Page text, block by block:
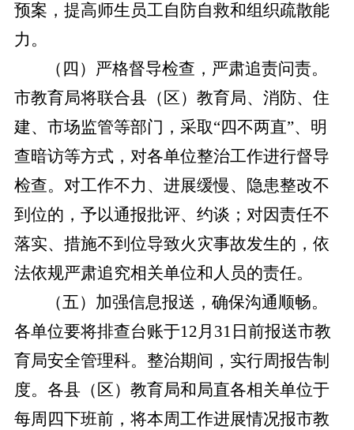
预案，提高师生员工自防自救和组织疏散能
力。
（四）严格督导检查，严肃追责问责。
市教育局将联合县（区）教育局、消防、住
建、市场监管等部门，采取“四不两直”、明
查暗访等方式，对各单位整治工作进行督导
检查。对工作不力、进展缓慢、隐患整改不
到位的，予以通报批评、约谈；对因责任不
落实、措施不到位导致火灾事故发生的，依
法依规严肃追究相关单位和人员的责任。
（五）加强信息报送，确保沟通顺畅。
各单位要将排查台账于12月31日前报送市教
育局安全管理科。整治期间，实行周报告制
度。各县（区）教育局和局直各相关单位于
每周四下班前，将本周工作进展情况报市教